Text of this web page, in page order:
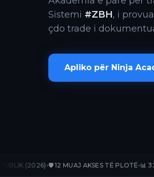
Sistemi #ZBH, i
çdo trade i
Apliko për Ninja
🛡️ 12 MUAJ AKSES TË PLOTË 📊 32 TRADE-E